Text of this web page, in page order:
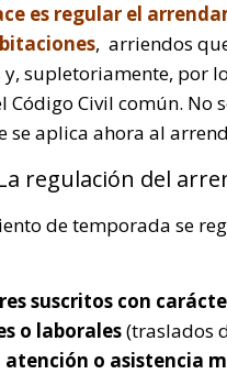
es regular el
, arriendos
y, supletoriamente, por
Código Civil común. No
se aplica ahora al
regulación del
de temporada se
suscritos con
o laborales(traslados
atención o asistencia